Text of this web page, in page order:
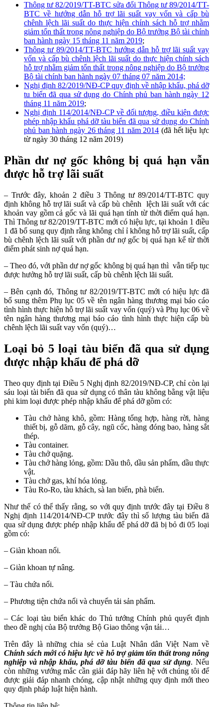
Thông tư 82/2019/TT-BTC sửa đổi Thông tư 89/2014/TT-
BTC về hướng dẫn hỗ trợ lãi suất vay vốn và cấp bù
chênh lệch lãi suất do thực hiện chính sách hỗ trợ nhằm
giảm tổn thất trong nông nghiệp do Bộ trưởng Bộ tài chính
ban hành ngày 15 tháng 11 năm 2019;
Thông tư 89/2014/TT-BTC hướng dẫn hỗ trợ lãi suất vay
vốn và cấp bù chênh lệch lãi suất do thực hiện chính sách
hỗ trợ nhằm giảm tổn thất trong nông nghiệp do Bộ trưởng
Bộ tài chính ban hành ngày 07 tháng 07 năm 2014;
Nghị định 82/2019/NĐ-CP quy định về nhập khẩu, phá dỡ
tu biển đã qua sử dụng do Chính phủ ban hành ngày 12
tháng 11 năm 2019;
Nghị định 114/2014/NĐ-CP về đối tượng, điều kiện được
phép nhập khẩu phá dỡ tàu biển đã qua sử dụng do Chính
phủ ban hành ngày 26 tháng 11 năm 2014 (đã hết liệu lực
từ ngày 30 tháng 12 năm 2019)
Phần dư nợ gốc không bị quá hạn vẫn
được hỗ trợ lãi suất
– Trước đây, khoản 2 điều 3 Thông tư 89/2014/TT-BTC quy
định không hỗ trợ lãi suất và cấp bù chênh lệch lãi suất với các
khoản vay gồm cả gốc và lãi quá hạn tính từ thời điểm quá hạn.
Thì Thông tư 82/2019/TT-BTC mới có hiệu lực, tại khoản 1 điều
1 đã bổ sung quy định rằng không chỉ ỉ không hỗ trợ lãi suất, cấp
bù chênh lệch lãi suất với phần dư nợ gốc bị quá hạn kể từ thời
điểm phát sinh nợ quá hạn.
– Theo đó, với phần dư nợ gốc không bị quá hạn thì vẫn tiếp tục
được hưởng hỗ trợ lãi suất, cấp bù chênh lệch lãi suất.
– Bên cạnh đó, Thông tư 82/2019/TT-BTC mới có hiệu lực đã
bổ sung thêm Phụ lục 05 về tên ngân hàng thương mại báo cáo
tình hình thực hiện hỗ trợ lãi suất vay vốn (quý) và Phụ lục 06 về
tên ngân hàng thương mại báo cáo tình hình thực hiện cấp bù
chênh lệch lãi suất vay vốn (quý)…
Loại bỏ 5 loại tàu biển đã qua sử dụng
được nhập khẩu để phá dỡ
Theo quy định tại Điều 5 Nghị định 82/2019/NĐ-CP, chỉ còn lại
sáu loại tài biển đã qua sử dụng có thân tàu không bằng vật liệu
phi kim loại được phép nhập khẩu để phá dỡ gồm có:
Tàu chở hàng khô, gồm: Hàng tổng hợp, hàng rời, hàng
thiết bị, gỗ dăm, gỗ cây, ngũ cốc, hàng đóng bao, hàng sắt
thép.
Tàu container.
Tàu chở quặng.
Tàu chở hàng lỏng, gồm: Dầu thô, dầu sản phẩm, dầu thực
vật.
Tàu chở gas, khí hóa lỏng.
Tàu Ro-Ro, tàu khách, sà lan biển, phà biển.
Như thế có thể thấy rằng, so với quy định trước đây tại Điều 8
Nghị định 114/2014/NĐ-CP trước đây thì số lượng tàu biển đã
qua sử dụng được phép nhập khẩu để phá dỡ đã bị bỏ đi 05 loại
gồm có:
– Giàn khoan nổi.
– Giàn khoan tự nâng.
– Tàu chứa nổi.
– Phương tiện chứa nổi và chuyển tải sản phẩm.
– Các loại tàu biển khác do Thủ tướng Chính phủ quyết định
theo đề nghị của Bộ trưởng Bộ Giao thông vận tải…
Trên đây là những chia sẻ của Luật Nhân dân Việt Nam về
Chính sách mới có hiệu lực về hỗ trợ giảm tổn thất trong nông
nghiệp và nhập khẩu, phá dỡ tàu biển đã qua sử dụng. Nếu
còn những vướng mắc cần giải đáp hãy liên hệ với chúng tôi để
được giải đáp nhanh chóng, cập nhật những quy định mới theo
quy định pháp luật hiện hành.